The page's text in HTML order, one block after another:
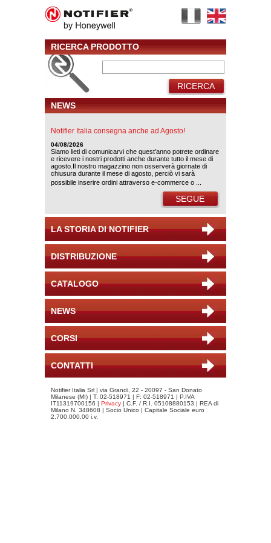
RICERCA PRODOTTO
RICERCA
NEWS
Notifier Italia consegna anche ad Agosto!
04/08/2026
Siamo lieti di comunicarvi che quest’anno potrete ordinare
e ricevere i nostri prodotti anche durante tutto il mese di
agosto.Il nostro magazzino non osserverà giornate di
chiusura durante il mese di agosto, perciò vi sarà
possibile inserire ordini attraverso e-commerce o ...
SEGUE
LA STORIA DI NOTIFIER
DISTRIBUZIONE
CATALOGO
NEWS
CORSI
CONTATTI
Notifier Italia Srl | via Grandi, 22 - 20097 - San Donato
Milanese (MI) | T: 02-518971 | F: 02-518971 | P.IVA
IT11319700156 | Privacy | C.F. / R.I. 05108880153 | REA di
Milano N. 348608 | Socio Unico | Capitale Sociale euro
2.700.000,00 i.v.